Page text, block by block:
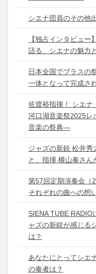
シエナ団員のその他
【独占インタビュ
語る、シエナの魅力
日本全国でブラスの
一体となって完成さ
佐渡裕指揮！ シエナ
河口湖音楽祭2025レ
音楽の祭典―
ジャズの新鋭 松井秀
と、指揮 横山奏さ
第57回定期演奏会（
それぞれの曲への想
SIENA TUBE
ャズの新鋭が感じる
は？
あなたにとってシエ
の奏者は？